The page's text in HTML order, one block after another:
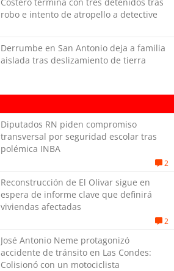
robo e intento de atropello a detective
Derrumbe en San Antonio deja a familia
aislada tras deslizamiento de tierra
Diputados RN piden compromiso
transversal por seguridad escolar tras
polémica INBA
2
Reconstrucción de El Olivar sigue en
espera de informe clave que definirá
viviendas afectadas
2
José Antonio Neme protagonizó
accidente de tránsito en Las Condes:
Colisionó con un motociclista